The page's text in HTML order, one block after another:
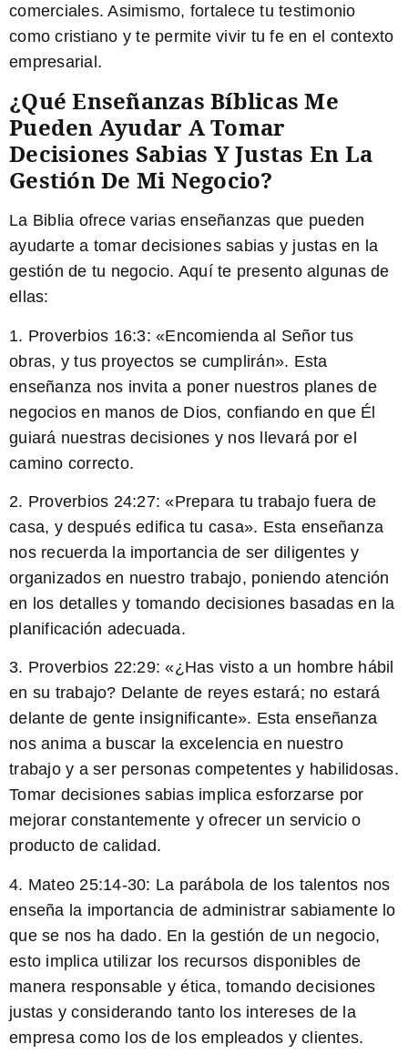
comerciales. Asimismo, fortalece tu testimonio
como cristiano y te permite vivir tu fe en el contexto
empresarial.
¿Qué Enseñanzas Bíblicas Me
Pueden Ayudar A Tomar
Decisiones Sabias Y Justas En La
Gestión De Mi Negocio?
La Biblia ofrece varias enseñanzas que pueden
ayudarte a tomar decisiones sabias y justas en la
gestión de tu negocio. Aquí te presento algunas de
ellas:
1. Proverbios 16:3: «Encomienda al Señor tus
obras, y tus proyectos se cumplirán». Esta
enseñanza nos invita a poner nuestros planes de
negocios en manos de Dios, confiando en que Él
guiará nuestras decisiones y nos llevará por el
camino correcto.
2. Proverbios 24:27: «Prepara tu trabajo fuera de
casa, y después edifica tu casa». Esta enseñanza
nos recuerda la importancia de ser diligentes y
organizados en nuestro trabajo, poniendo atención
en los detalles y tomando decisiones basadas en la
planificación adecuada.
3. Proverbios 22:29: «¿Has visto a un hombre hábil
en su trabajo? Delante de reyes estará; no estará
delante de gente insignificante». Esta enseñanza
nos anima a buscar la excelencia en nuestro
trabajo y a ser personas competentes y habilidosas.
Tomar decisiones sabias implica esforzarse por
mejorar constantemente y ofrecer un servicio o
producto de calidad.
4. Mateo 25:14-30: La parábola de los talentos nos
enseña la importancia de administrar sabiamente lo
que se nos ha dado. En la gestión de un negocio,
esto implica utilizar los recursos disponibles de
manera responsable y ética, tomando decisiones
justas y considerando tanto los intereses de la
empresa como los de los empleados y clientes.